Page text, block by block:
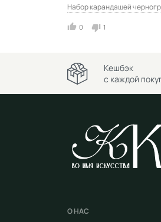
Набор карандашей
0 1
Кешбэк
с каждой
О НАС